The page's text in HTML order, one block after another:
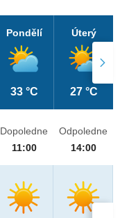
Pondělí
33 °C
Úterý
27 °C
Dopoledne
11:00
Odpoledne
14:00